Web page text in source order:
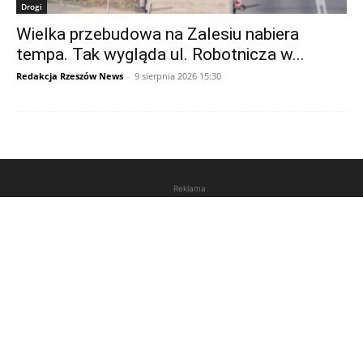
Drogi
Wielka przebudowa na Zalesiu nabiera
tempa. Tak wygląda ul. Robotnicza w...
Redakcja Rzeszów News - 9 sierpnia 2026 15:30
Reklama